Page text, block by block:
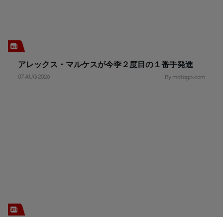
アレックス・マルケスが今季２度目の１番手発進
07 AUG 2026 By motogp.com